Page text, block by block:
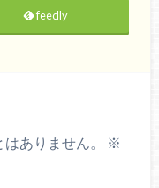
feedly
ありません。
※